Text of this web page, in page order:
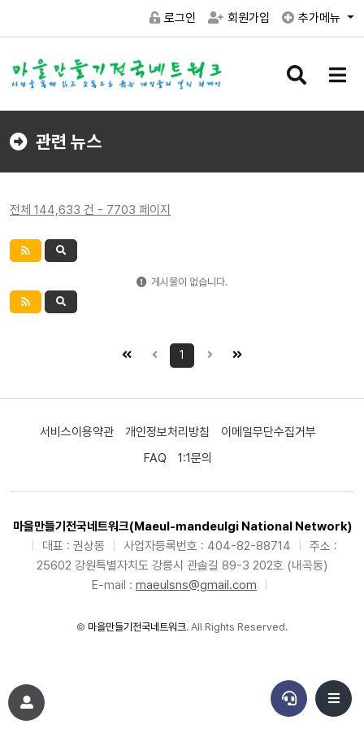
로그인 회원가입 추가메뉴
검
버
메
버
관련 뉴스
전체 144,633 건 - 7703 페이지
게시물이 없습니다.
1
서비스이용약관 개인정보처리방침
이메일무단수집거부
FAQ
1:1문의
마을만들기전국네트워크(Maeul-mandeulgi National Network)
대표 : 권상동 사업자등록번호 : 404-82-88714
주소 :
25602 강원특별자치도 강릉시 관솔길 89-3 202호 (내곡동)
E-mail : maeulsns@gmail.com
© 마을만들기전국네트워크. All Rights Reserved.